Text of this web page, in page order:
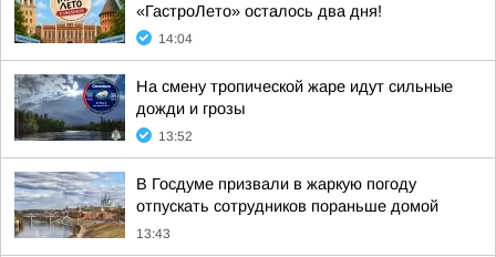
«ГастроЛето» осталось два дня!
14:04
На смену тропической жаре идут сильные
дожди и грозы
13:52
В Госдуме призвали в жаркую погоду
отпускать сотрудников пораньше домой
13:43